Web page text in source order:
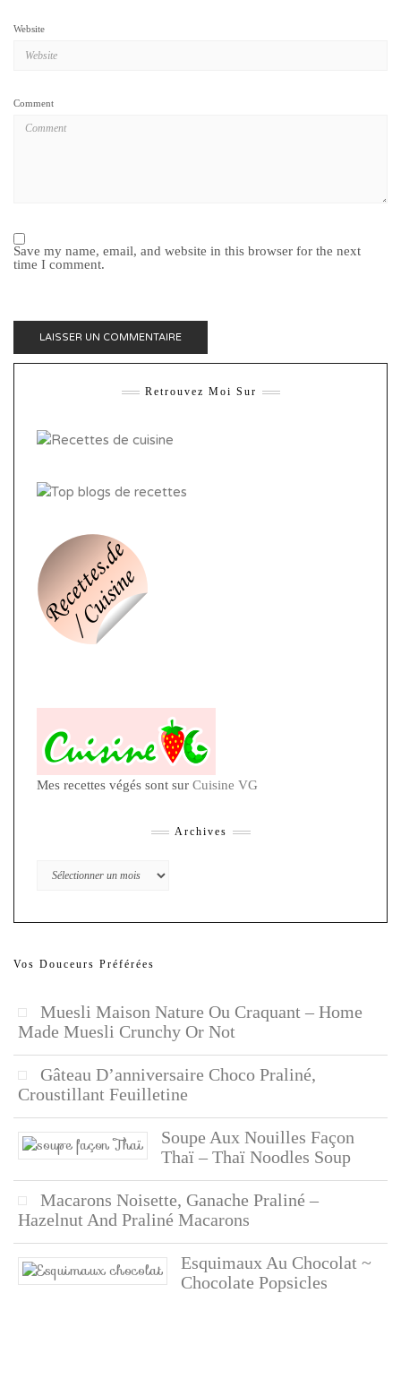
Website
Comment
Save my name, email, and website in this browser for the next
time I comment.
Retrouvez Moi Sur
Mes recettes végés sont sur Cuisine VG
Archives
Archives
Vos Douceurs Préférées
Muesli Maison Nature Ou Craquant – Home
Made Muesli Crunchy Or Not
Gâteau D’anniversaire Choco Praliné,
Croustillant Feuilletine
Soupe Aux Nouilles Façon
Thaï – Thaï Noodles Soup
Macarons Noisette, Ganache Praliné –
Hazelnut And Praliné Macarons
Esquimaux Au Chocolat ~
Chocolate Popsicles